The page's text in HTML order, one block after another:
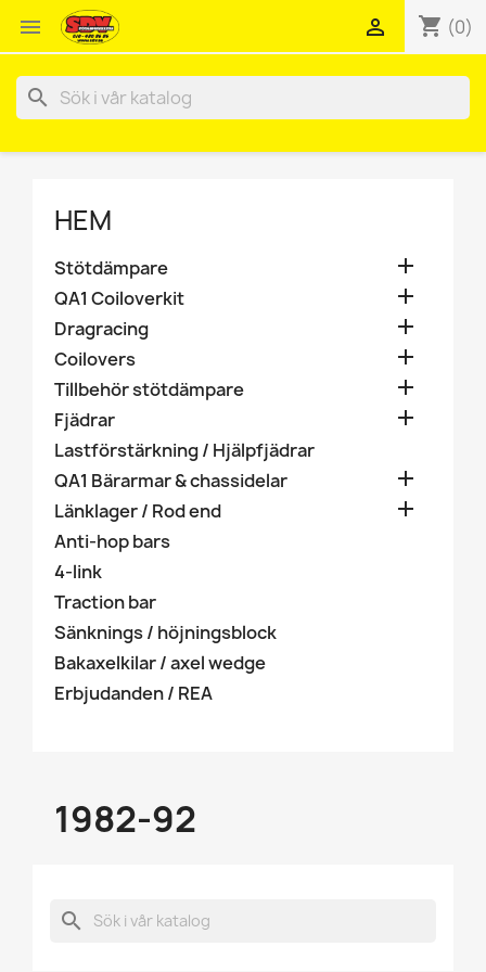
 shopping_cart (0)

search
HEM
Stötdämpare 
QA1 Coiloverkit 
Dragracing 
Coilovers 
Tillbehör stötdämpare 
Fjädrar 
Lastförstärkning / Hjälpfjädrar
QA1 Bärarmar & chassidelar

Länklager / Rod end 
Anti-hop bars
4-link
Traction bar
Sänknings / höjningsblock
Bakaxelkilar / axel wedge
Erbjudanden / REA
1982-92
search